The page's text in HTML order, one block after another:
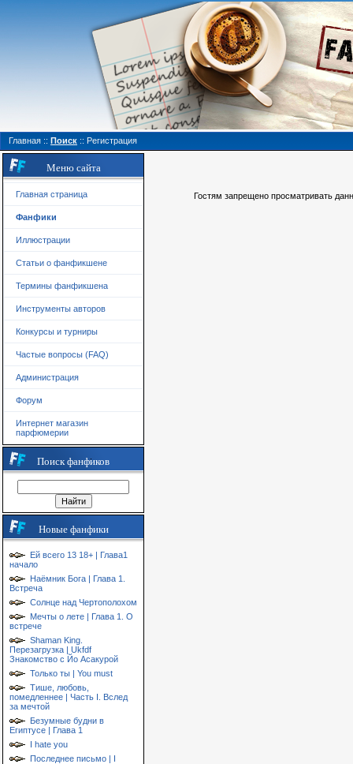
Главная :: Поиск :: Регистрация
Меню сайта
Главная страница
Фанфики
Иллюстрации
Статьи о фанфикшене
Термины фанфикшена
Инструменты авторов
Конкурсы и турниры
Частые вопросы (FAQ)
Администрация
Форум
Интернет магазин
парфюмерии
Поиск фанфиков
Новые фанфики
Ей всего 13 18+ | Глава1
начало
Наёмник Бога | Глава 1.
Встреча
Солнце над Чертополохом
Мечты о лете | Глава 1. О
встрече
Shaman King.
Перезагрузка | Ukfdf
Знакомство с Йо Асакурой
Только ты | You must
Тише, любовь,
помедленнее | Часть I. Вслед
за мечтой
Безумные будни в
Египтусе | Глава 1
I hate you
Последнее письмо | I
Гостям запрещено просматривать